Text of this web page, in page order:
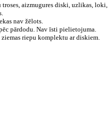
aizmugures diski, uzlikas,
nav žēlots.
pārdodu. Nav īsti pielietojuma.
riepu komplektu ar diskiem.